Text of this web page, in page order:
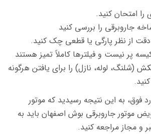
را امتحان کنید.
جاروبرقی را بررسی کنید
دقت از نظر پارگی یا قطعی چک کنید.
پر نیست و فیلترها کاملاً تمیز هستند
(شلنگ، لوله، نازل) را برای یافتن هرگونه
فوق، به این نتیجه رسیدید که موتور
موتور جاروبرقی بوش اصفهان باید به
و مجاز مراجعه کنید.